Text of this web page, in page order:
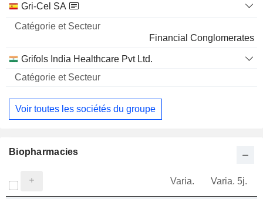
Nom
Catégorie
Secteur
Gri-Cel SA
Financial Conglomerates
Grifols India Healthcare Pvt Ltd.
Voir toutes les sociétés du groupe
Biopharmacies
Varia. Varia. 5j.